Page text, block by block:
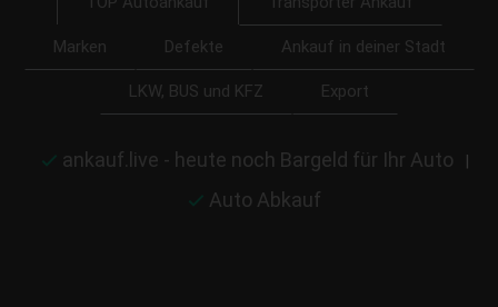
Marken Defekte Ankauf in deiner Stadt
LKW, BUS und KFZ Export
ankauf.live - heute noch Bargeld für Ihr Auto |
Auto Abkauf